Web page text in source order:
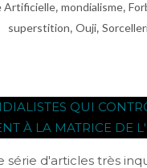
Artificielle, mondialisme,
superstition, Ouji,
série d'articles très